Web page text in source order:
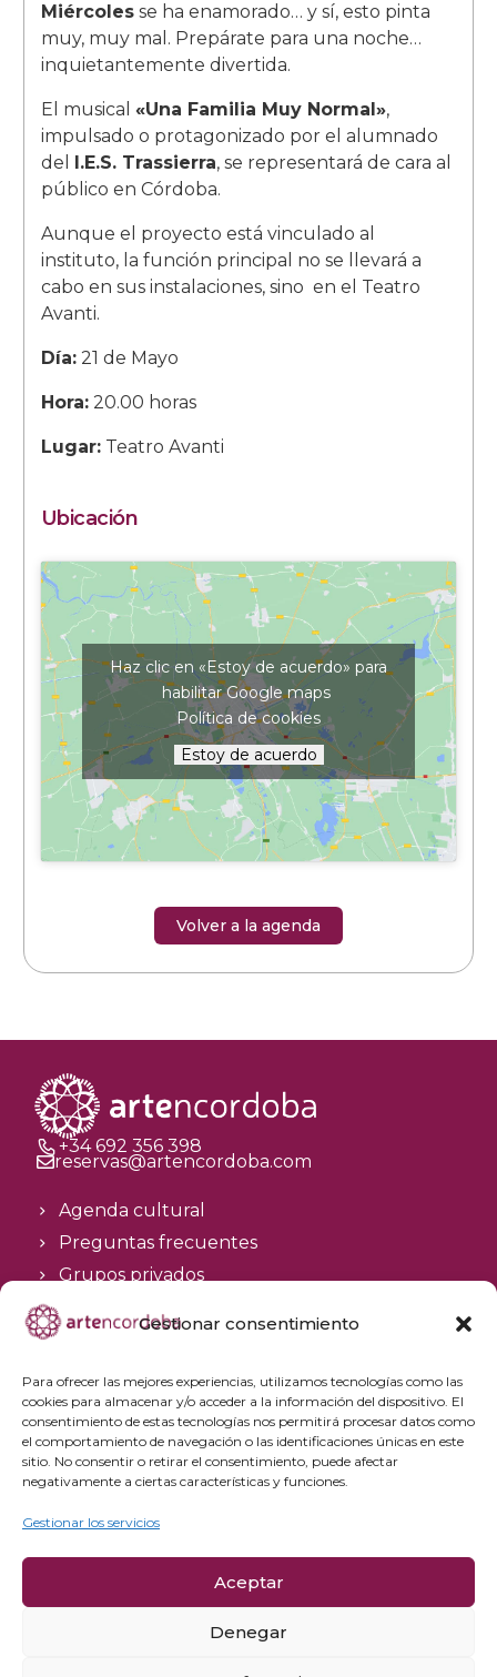
Gestionar consentimiento
Para ofrecer las mejores experiencias, utilizamos tecnologías como las
cookies para almacenar y/o acceder a la información del dispositivo. El
consentimiento de estas tecnologías nos permitirá procesar datos como
el comportamiento de navegación o las identificaciones únicas en este
sitio. No consentir o retirar el consentimiento, puede afectar
negativamente a ciertas características y funciones.
Gestionar los servicios
Aceptar
Denegar
Miércolesse ha enamorado… y sí, esto pinta
muy, muy mal. Prepárate para una noche…
inquietantemente divertida.
El musical «Una Familia Muy Normal»,
impulsado o protagonizado por el alumnado
del
I.E.S. Trassierra, se representará de cara al
público en Córdoba.
Aunque el proyecto está vinculado al
instituto, la función principal no se llevará a
cabo en sus instalaciones, sino en el Teatro
Avanti.
Día:21 de Mayo
Hora:20.00 horas
Lugar:Teatro Avanti
Ubicación
Haz clic en «Estoy de acuerdo» para
habilitar Google maps
Política de cookies
Estoy de acuerdo
Volver a la agenda
+34 692 356 398
reservas@artencordoba.com
Agenda cultural
Preguntas frecuentes
Grupos privados
Política de cookies
Aviso Legal y condiciones de compra
Política de cancelación